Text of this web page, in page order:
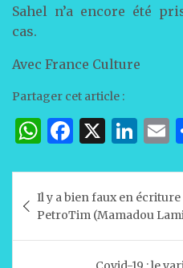
Sahel n’a encore été
cas.
Avec France Culture
Partager cet article :
W
at
s
A
F
c
e
b
X
Li
k
e
dI
n
l
de
l’article
Il y a bien faux en
PetroTim (Mamadou